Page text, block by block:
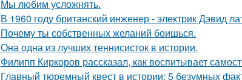
Мы любим усложнять.
В 1960 году британский инженер - электрик Дэвид
Почему ты собственных желаний боишься.
Она одна из лучших теннисисток в истории.
Филипп Киркоров рассказал, как воспитывает
Главный тюремный квест в истории: 5 безумных